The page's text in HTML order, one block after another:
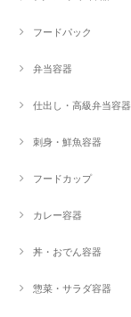
フードパック
弁当容器
仕出し・高級弁当容器
刺身・鮮魚容器
フードカップ
カレー容器
丼・おでん容器
惣菜・サラダ容器